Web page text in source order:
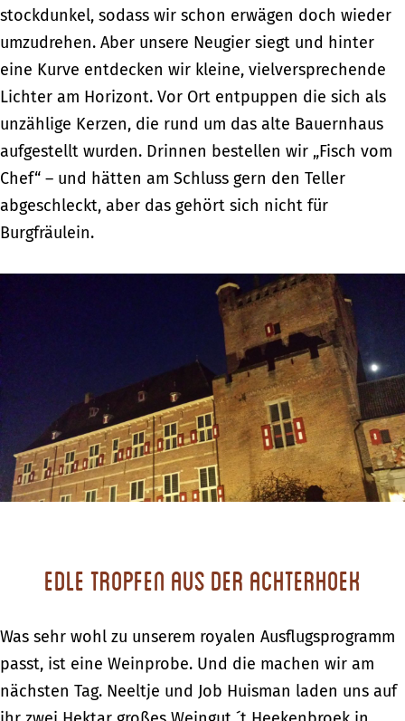
stockdunkel, sodass wir schon erwägen doch wieder
umzudrehen. Aber unsere Neugier siegt und hinter
eine Kurve entdecken wir kleine, vielversprechende
Lichter am Horizont. Vor Ort entpuppen die sich als
unzählige Kerzen, die rund um das alte Bauernhaus
aufgestellt wurden. Drinnen bestellen wir „Fisch vom
Chef“ – und hätten am Schluss gern den Teller
abgeschleckt, aber das gehört sich nicht für
Burgfräulein.
Edle Tropfen aus der Achterhoek
Was sehr wohl zu unserem royalen Ausflugsprogramm
passt, ist eine Weinprobe. Und die machen wir am
nächsten Tag. Neeltje und Job Huisman laden uns auf